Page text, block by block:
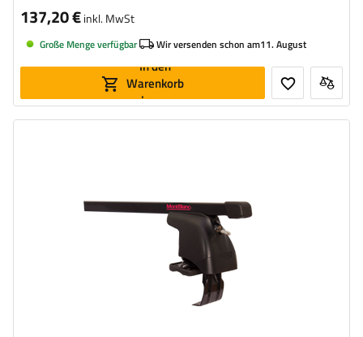
137,20 €inkl. MwSt
Große Menge verfügbar Wir versenden schon am11. August
In den
Warenkorb
legen